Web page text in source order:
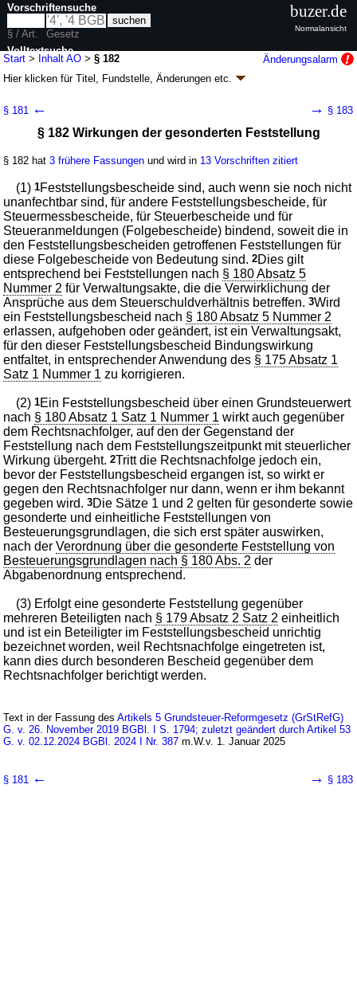
Start > Inhalt AO >§ 182
Änderungsalarm
Hier klicken fürTitel, Fundstelle, Änderungen etc.
Artikel 15Abs. 6 G. v. 03.07.2026BGBl. 2026 I Nr. 199
144 weitere Fassungen | wird in 2148 Vorschriften zitiert
Vierter Teil Durchführung der Besteuerung
Dritter Abschnitt Festsetzungs- und
Feststellungsverfahren
2. Unterabschnitt Gesonderte Feststellung von
Besteuerungsgrundlagen, Festsetzung von
Steuermessbeträgen
I. Gesonderte Feststellungen
§ 181 ← → § 183
§ 182 Wirkungen der gesonderten Feststellung
§ 182 hat3 frühere Fassungen und wird in 13 Vorschriften zitiert
(1)1Feststellungsbescheide sind, auch wenn sie noch nicht
unanfechtbar sind, für andere Feststellungsbescheide, für
Steuermessbescheide, für Steuerbescheide und für
Steueranmeldungen (Folgebescheide) bindend, soweit die in
den Feststellungsbescheiden getroffenen Feststellungen für
diese Folgebescheide von Bedeutung sind.2Dies gilt
entsprechend bei Feststellungen nach § 180 Absatz 5
Nummer 2 für Verwaltungsakte, die die Verwirklichung der
Ansprüche aus dem Steuerschuldverhältnis betreffen.3Wird
ein Feststellungsbescheid nach § 180 Absatz 5 Nummer 2
erlassen, aufgehoben oder geändert, ist ein Verwaltungsakt,
für den dieser Feststellungsbescheid Bindungswirkung
entfaltet, in entsprechender Anwendung des § 175 Absatz 1
Satz 1 Nummer 1 zu korrigieren.
(2)1Ein Feststellungsbescheid über einen Grundsteuerwert
nach § 180 Absatz 1 Satz 1 Nummer 1 wirkt auch gegenüber
dem Rechtsnachfolger, auf den der Gegenstand der
Feststellung nach dem Feststellungszeitpunkt mit steuerlicher
Wirkung übergeht.2Tritt die Rechtsnachfolge jedoch ein,
bevor der Feststellungsbescheid ergangen ist, so wirkt er
gegen den Rechtsnachfolger nur dann, wenn er ihm bekannt
gegeben wird.3Die Sätze 1 und 2 gelten für gesonderte sowie
gesonderte und einheitliche Feststellungen von
Besteuerungsgrundlagen, die sich erst später auswirken,
nach derVerordnung über die gesonderte Feststellung von
Besteuerungsgrundlagen nach § 180 Abs. 2 der
Abgabenordnung entsprechend.
(3) Erfolgt eine gesonderte Feststellung gegenüber
mehreren Beteiligten nach § 179 Absatz 2 Satz 2 einheitlich
und ist ein Beteiligter im Feststellungsbescheid unrichtig
bezeichnet worden, weil Rechtsnachfolge eingetreten ist,
kann dies durch besonderen Bescheid gegenüber dem
Rechtsnachfolger berichtigt werden.
Text in der Fassung desArtikels 5 Grundsteuer-Reformgesetz (GrStRefG)
G. v. 26. November 2019 BGBl. I S. 1794; zuletzt geändert durch Artikel 53
G. v. 02.12.2024 BGBl. 2024 I Nr. 387 m.W.v. 1. Januar 2025
§ 181 ← → § 183
Vorschriftensuche
§ / Art.
Gesetz
Volltextsuche
nur in AO
buzer.de
Normalansicht